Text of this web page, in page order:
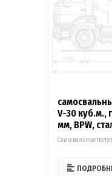
V-30 куб.м.,
мм, BPW,
Самосвальные